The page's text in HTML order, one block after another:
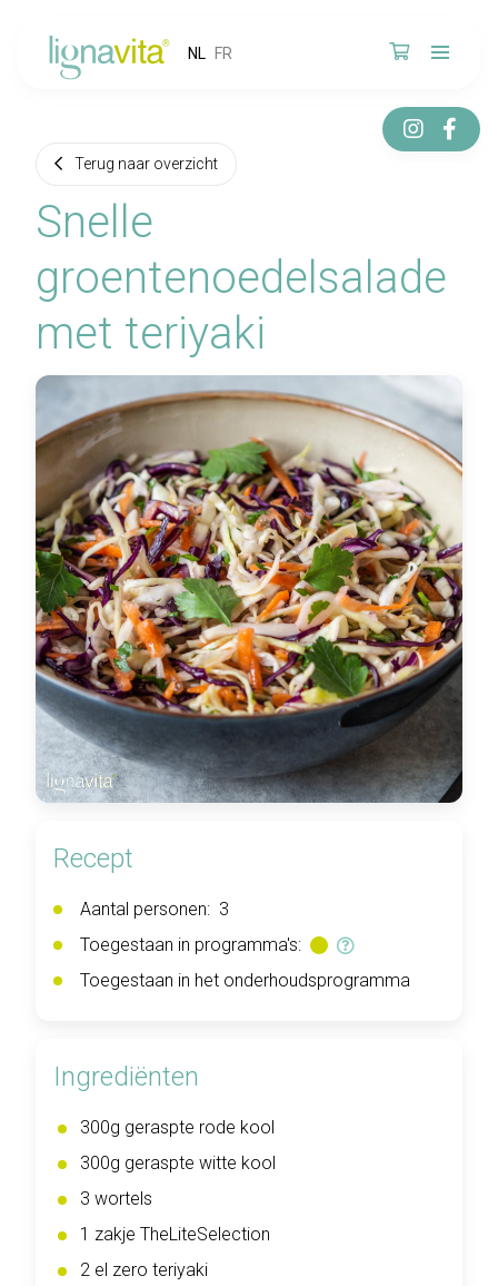
NL FR
Terug naar overzicht
Snelle
groentenoedelsalade
met teriyaki
Recept
Aantal personen: 3
Toegestaan in programma's:
Toegestaan in het onderhoudsprogramma
Ingrediënten
300g geraspte rode kool
300g geraspte witte kool
3 wortels
1 zakje TheLiteSelection
2 el zero teriyaki